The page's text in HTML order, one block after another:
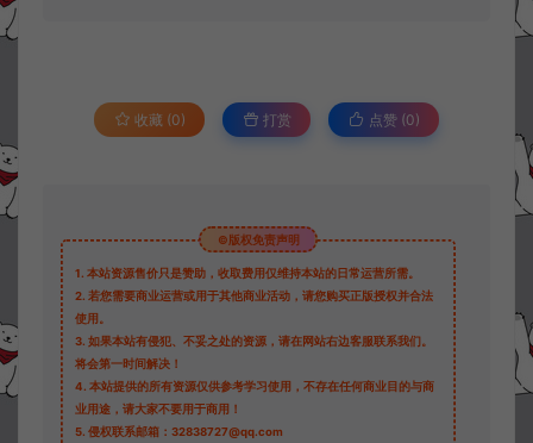
收藏 (0) 打赏 点赞 (0)
©版权免责声明
1. 本站资源售价只是赞助，收取费用仅维持本站的日常运营所需。
2. 若您需要商业运营或用于其他商业活动，请您购买正版授权并合法
使用。
3. 如果本站有侵犯、不妥之处的资源，请在网站右边客服联系我们。
将会第一时间解决！
4. 本站提供的所有资源仅供参考学习使用，不存在任何商业目的与商
业用途，请大家不要用于商用！
5. 侵权联系邮箱：32838727@qq.com